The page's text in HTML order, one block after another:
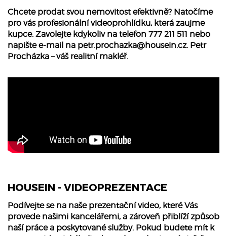
Chcete prodat svou nemovitost efektivně? Natočíme
pro vás profesionální videoprohlídku, která zaujme
kupce. Zavolejte kdykoliv na telefon 777 211 511 nebo
napište e-mail na petr.prochazka@housein.cz. Petr
Procházka – váš realitní makléř.
HOUSEIN - VIDEOPREZENTACE
Podívejte se na naše prezentační video, které Vás
provede našimi kancelářemi, a zároveň přiblíží způsob
naší práce a poskytované služby. Pokud budete mít k